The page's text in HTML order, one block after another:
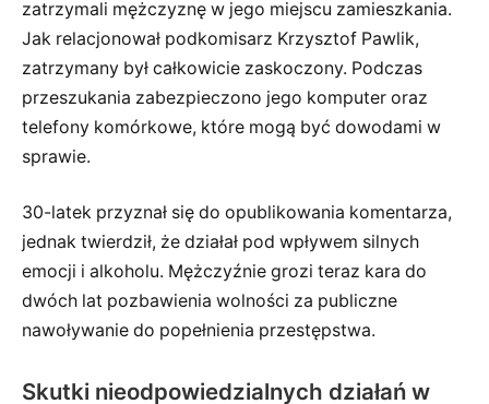
zatrzymali mężczyznę w jego miejscu zamieszkania.
Jak relacjonował podkomisarz Krzysztof Pawlik,
zatrzymany był całkowicie zaskoczony. Podczas
przeszukania zabezpieczono jego komputer oraz
telefony komórkowe, które mogą być dowodami w
sprawie.
30-latek przyznał się do opublikowania komentarza,
jednak twierdził, że działał pod wpływem silnych
emocji i alkoholu. Mężczyźnie grozi teraz kara do
dwóch lat pozbawienia wolności za publiczne
nawoływanie do popełnienia przestępstwa.
Skutki nieodpowiedzialnych działań w